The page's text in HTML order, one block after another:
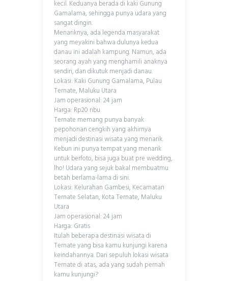
kecil. Keduanya berada di kaki Gunung
Gamalama, sehingga punya udara yang
sangat dingin.
Menariknya, ada legenda masyarakat
yang meyakini bahwa dulunya kedua
danau ini adalah kampung. Namun, ada
seorang ayah yang menghamili anaknya
sendiri, dan dikutuk menjadi danau.
Lokasi: Kaki Gunung Gamalama, Pulau
Ternate, Maluku Utara
Jam operasional: 24 jam
Harga: Rp20 ribu
Ternate memang punya banyak
pepohonan cengkih yang akhirnya
menjadi destinasi wisata yang menarik.
Kebun ini punya tempat yang menarik
untuk berfoto, bisa juga buat pre wedding,
lho! Udara yang sejuk bakal membuatmu
betah berlama-lama di sini.
Lokasi: Kelurahan Gambesi, Kecamatan
Ternate Selatan, Kota Ternate, Maluku
Utara
Jam operasional: 24 jam
Harga: Gratis
Itulah beberapa destinasi wisata di
Ternate yang bisa kamu kunjungi karena
keindahannya. Dari sepuluh lokasi wisata
Ternate di atas, ada yang sudah pernah
kamu kunjungi?